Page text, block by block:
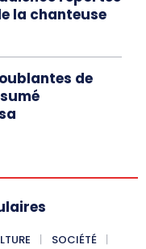
la chanteuse
de
SOCIÉTÉ